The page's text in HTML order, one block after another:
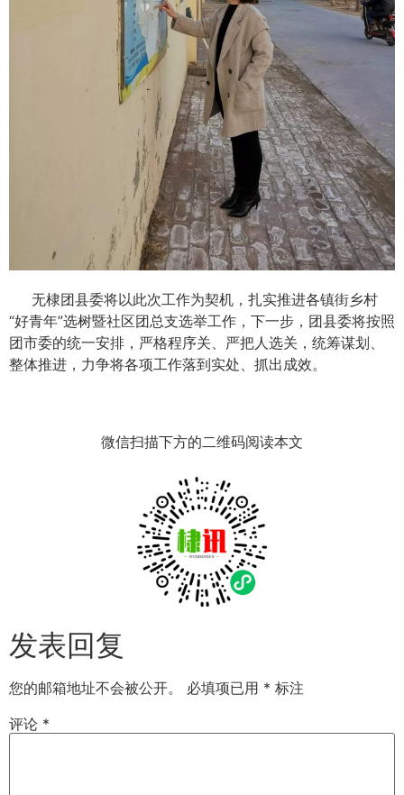
无棣团县委将以此次工作为契机，扎实推进各镇街乡村
“好青年”选树暨社区团总支选举工作，下一步，团县委将按照
团市委的统一安排，严格程序关、严把人选关，统筹谋划、
整体推进，力争将各项工作落到实处、抓出成效。
微信扫描下方的二维码阅读本文
发表回复
您的邮箱地址不会被公开。 必填项已用 * 标注
评论 *